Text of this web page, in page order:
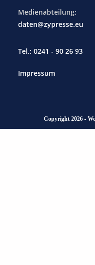
Medienabteilung:
daten@zypresse.eu
Tel.: 0241 - 90 26 93
Impressum
Copyright 2026 -